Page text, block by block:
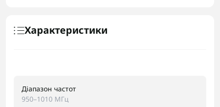
Характеристики
Діапазон частот
950–1010 МГц